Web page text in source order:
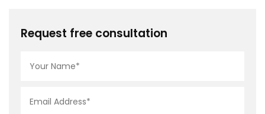
Request free consultation